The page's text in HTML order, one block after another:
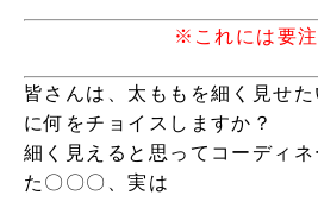
※これには要注
皆さんは、太ももを細く見せ
に何をチョイスしますか？
細く見えると思ってコーディ
た〇〇〇、実は